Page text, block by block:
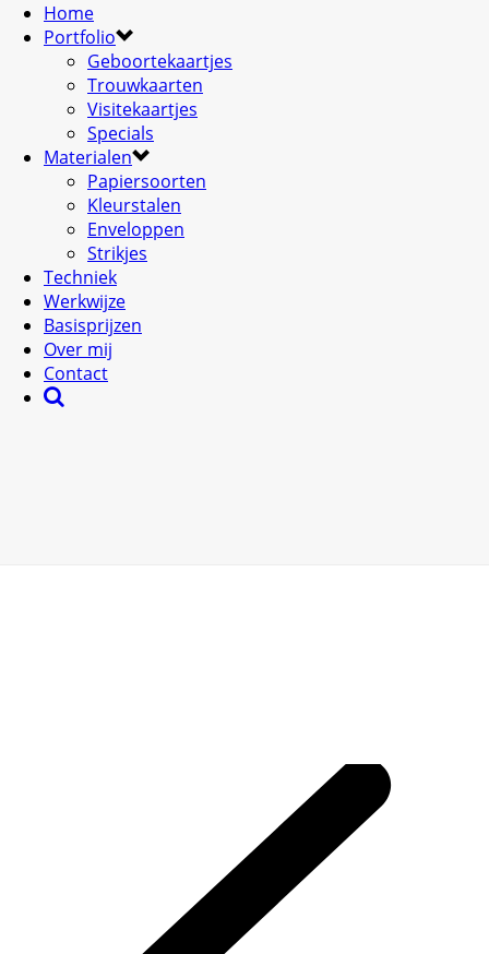
Home
Portfolio
Geboortekaartjes
Trouwkaarten
Visitekaartjes
Specials
Materialen
Papiersoorten
Kleurstalen
Enveloppen
Strikjes
Techniek
Werkwijze
Basisprijzen
Over mij
Contact